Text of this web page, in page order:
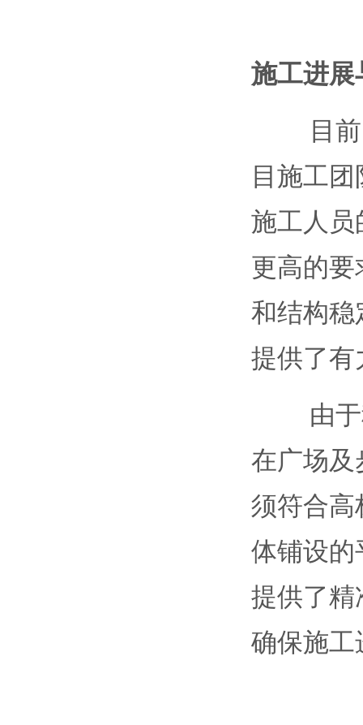
施工进展
目前，
目施工
施工人员
更高的
和结构稳
提供了有
由于科
在广场及
须符合高
体铺设的
提供了精
确保施工